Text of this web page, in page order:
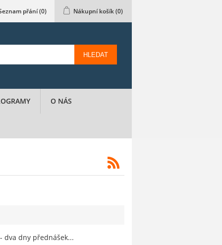
přání(0) Nákupní košík(0)
HLEDAT
O NÁS
dva dny přednášek...